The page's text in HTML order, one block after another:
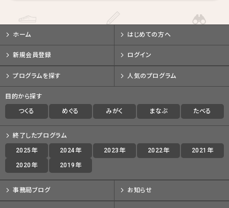
ホーム はじめての方へ
新規会員登録 ログイン
プログラムを探す 人気のプログラム
目的から探す
つくる めぐる みがく まなぶ たべる
終了したプログラム
2025年 2024年 2023年 2022年 2021年
2020年 2019年
事務局ブログ お知らせ